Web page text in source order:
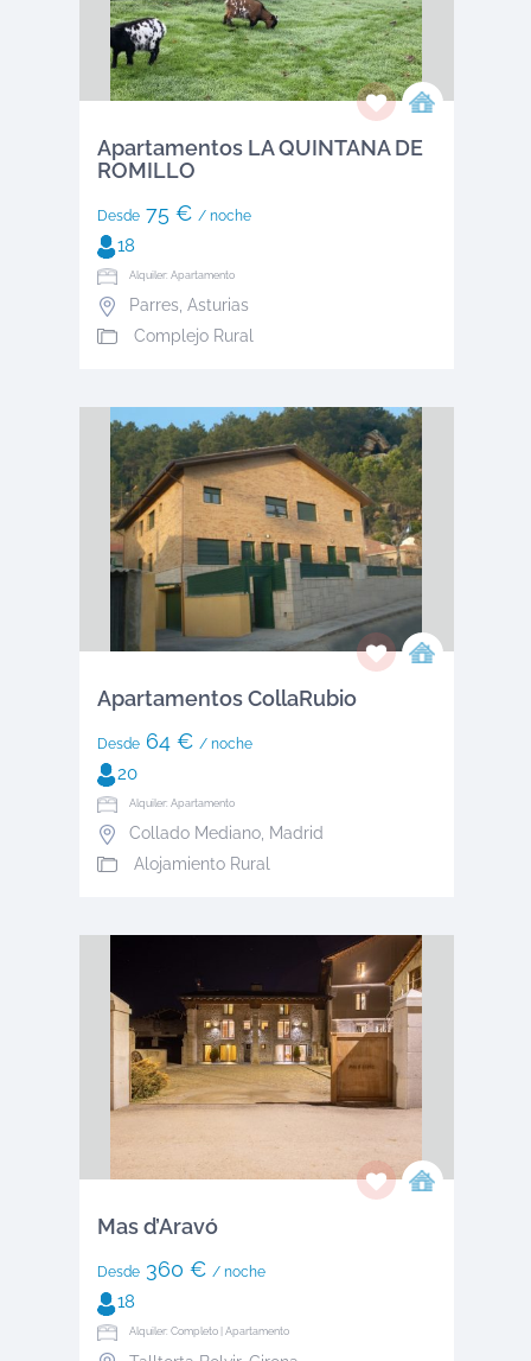
Apartamentos LA QUINTANA DE
ROMILLO
Desde75 € / noche
18
Alquiler: Apartamento
Parres, Asturias
Complejo Rural
Apartamentos CollaRubio
Desde64 € / noche
20
Alquiler: Apartamento
Collado Mediano, Madrid
Alojamiento Rural
Mas d’Aravó
Desde360 € / noche
18
Alquiler: Completo | Apartamento